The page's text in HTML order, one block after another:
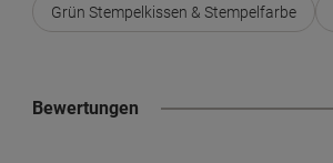
Grün Stempelkissen & Stempelfarbe
Bewertungen